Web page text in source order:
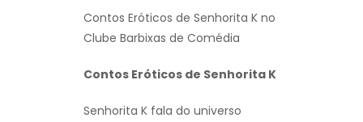
Contos Eróticos de Senhorita K no
Clube Barbixas de Comédia
Contos Eróticos de Senhorita K
Senhorita K fala do universo